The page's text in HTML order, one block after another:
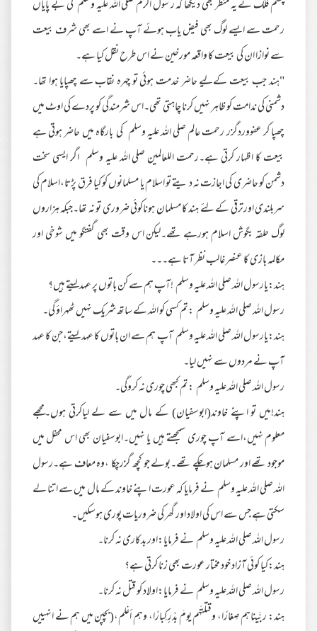
چشم فلک نے یہ منظر بھی دیکھا کہ ر سول اکرم صلی اللہ علیہ وسلم کی بے پایاں
رحمت سے ایسے لوگ بھی فیض یاب ہوئے آپ نے اسے بھی شرف بیعت
سے نوازا ان کی بیعت کا واقعہ مورخین نے اس طرح نقل کیا ہے۔
"ہند جب بیعت کےلیے حاضر خدمت ہوئی تو چہرہ نقاب سے چھپایا ہوا تھا۔
دشمنی کی ندامت کو ظاہر نہیں کرنا چاہتی تھی۔اس شرمندگی کو پردے کی اوٹ میں
چھپا کر عفووردگزر رحمت عالم صلی اللہ علیہ وسلم کی بارگاہ میں حاضر ہوتی ہے
بیعت کا اظہار کرتی ہے۔رحمت اللعالمین صلی اللہ علیہ وسلم اگر ایسی سخت
دشمن کو حاضری کی اجازت نہ د یتے تو اسلام یا مسلمانوں کو کیا فرق پڑتا،اسلام کی
سربلندی اورترقی کے لئے ہند کا مسلمان ہوناکوئی ضروری تو نہ تھا۔جبکہ ہزاروں
لوگ حلقہ بگوش اسلام ہورہے تھے۔لیکن اس وقت بھی گفتگو میں شوخی اور
مکالمہ بازی کا عنصر غالب نظر آتا ہے۔۔۔
ہند:یارسول اللہ صلی اللہ علیہ وسلم !آپ ہم سے کن باتوں پر عہدلیتے ہیں؟
رسول اللہ صلی اللہ علیہ وسلم :تم کسی کو اللہ کے ساتھ شریک نہیں ٹھہراؤ گی۔
ہند:یارسول اللہ صلی اللہ علیہ وسلم آپ ہم سے ان باتوں کا عہد لیتے،جن کا عہد
آپ نے مردوں سے نہیں لیا۔
رسول اللہ صلی اللہ علیہ وسلم :تم کبھی چوری نہ کروگی۔
ہند!میں تو اپنے خاوند(ابوسفیان) کے مال میں سے لے لیاکرتی ہوں۔مجھے
معلوم نہیں،اسے آپ چوری سمجھتے ہیں یا نہیں۔ابوسفیان بھی اس محفل میں
موجود تھے اور مسلمان ہوچکے تھے۔بولے جو کچھ گزرچکا ،وہ معاف ہے۔رسول
اللہ صلی اللہ علیہ وسلم نے فرمایا کہ عورت اپنے خاوند کے مال میں سے ا تنا لے
سکتی ہے جس سے اس کی اولاد اور گھر کی ضروریات پوری ہوسکیں۔
رسول اللہ صلی اللہ علیہ وسلم نے فرمایا:اور بدکاری نہ کرنا۔
ہند:کیا کوئی آزاد خود مختار عورت بھی زنا کرتی ہے؟
رسول اللہ صلی اللہ علیہ وسلم نے فرمایا:اولاد کو قتل نہ کرنا۔
ہند: ربَّيناهم صِغارًا، وقتلْتَهم يومَ بدْرٍ كِبارًا، وهم أعْلم،(بچپن میں ہم نے انہییں